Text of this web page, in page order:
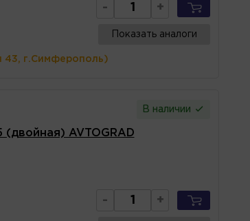
- +
Показать аналоги
43, г.Симферополь)
В наличии
(двойная) AVTOGRAD
- +